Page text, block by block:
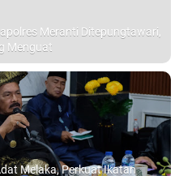
Meranti Ditepungtawari,
Menguat
Melaka, Perkuat Ikatan